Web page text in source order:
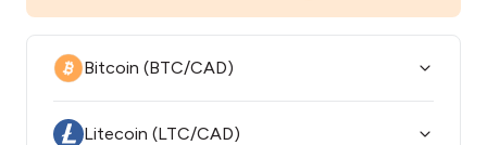
Bitcoin (BTC/CAD)
Litecoin (LTC/CAD)